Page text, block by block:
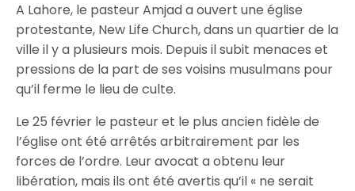
A Lahore, le pasteur Amjad a ouvert une église
protestante, New Life Church, dans un quartier de la
ville il y a plusieurs mois. Depuis il subit menaces et
pressions de la part de ses voisins musulmans pour
qu’il ferme le lieu de culte.
Le 25 février le pasteur et le plus ancien fidèle de
l’église ont été arrêtés arbitrairement par les
forces de l’ordre. Leur avocat a obtenu leur
libération, mais ils ont été avertis qu’il « ne serait